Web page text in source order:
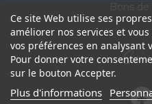
Ce site Web utilise ses
améliorer nos services et
vos préférences en analysant
Pour donner votre
sur le bouton Accepter.
Plus d'informations